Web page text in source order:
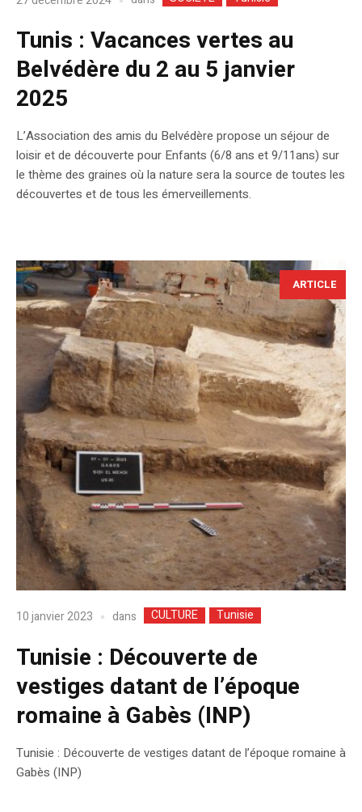
Tunis : Vacances vertes au
Belvédère du 2 au 5 janvier
2025
L’Association des amis du Belvédère propose un séjour de
loisir et de découverte pour Enfants (6/8 ans et 9/11ans) sur
le thème des graines où la nature sera la source de toutes les
découvertes et de tous les émerveillements.
ARTICLE
10 janvier 2023 dans CULTURE Tunisie
Tunisie : Découverte de
vestiges datant de l’époque
romaine à Gabès (INP)
Tunisie : Découverte de vestiges datant de l’époque romaine à
Gabès (INP)